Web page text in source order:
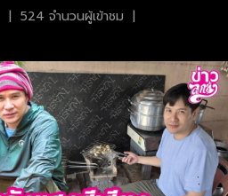
| 524 จำนวนผู้เข้าชม |